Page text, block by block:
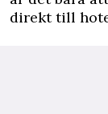
direkt till